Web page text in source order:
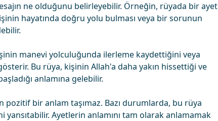
ne olduğunu belirleyebilir. Örneğin, rüyada bir ayet
hayatında doğru yolu bulması veya bir sorunun
manevi yolculuğunda ilerleme kaydettiğini veya
Bu rüya, kişinin Allah'a daha yakın hissettiği ve
anlamına gelebilir.
bir anlam taşımaz. Bazı durumlarda, bu rüya
yansıtabilir. Ayetlerin anlamını tam olarak anlamamak